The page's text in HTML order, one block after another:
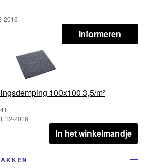
2016
Informeren
100x100 3,5/m²
12-2016
In het winkelmandje